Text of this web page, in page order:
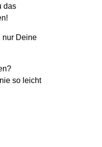
das
nur Deine
so leicht